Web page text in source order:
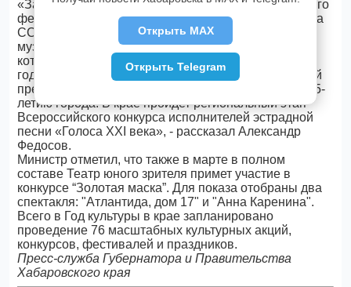
«Запланировано также проведение международного
фестиваля классической музыки Народного артиста
СССР Юрия Башмета, III Международного военно-
музыкального фестиваля «Амурские волны»,
который в этом
году удостоен престижной награды - Всероссийской
премии "Грани Театра масс" за лучший проект к 155-
летию города. В крае пройдет региональный этап
Всероссийского конкурса исполнителей эстрадной
песни «Голоса ХХI века», - рассказал Александр
Федосов.
Министр отметил, что также в марте в полном
составе Театр юного зрителя примет участие в
конкурсе “Золотая маска”. Для показа отобраны два
спектакля: "Атлантида, дом 17" и "Анна Каренина".
Всего в Год культуры в крае запланировано
проведение 76 масштабных культурных акций,
конкурсов, фестивалей и праздников.
Пресс-служба Губернатора и Правительства
Хабаровского края
Открыть MAX
Открыть Telegram